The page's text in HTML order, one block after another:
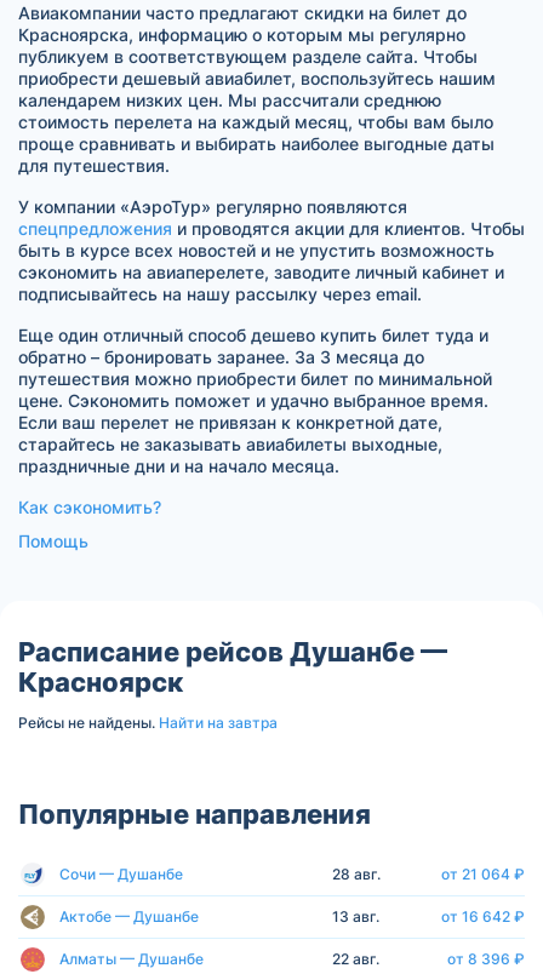
Авиакомпании часто предлагают скидки на билет до
Красноярска, информацию о которым мы регулярно
публикуем в соответствующем разделе сайта. Чтобы
приобрести дешевый авиабилет, воспользуйтесь нашим
календарем низких цен. Мы рассчитали среднюю
стоимость перелета на каждый месяц, чтобы вам было
проще сравнивать и выбирать наиболее выгодные даты
для путешествия.
У компании «АэроТур» регулярно появляются
спецпредложения и проводятся акции для клиентов. Чтобы
быть в курсе всех новостей и не упустить возможность
сэкономить на авиаперелете, заводите личный кабинет и
подписывайтесь на нашу рассылку через email.
Еще один отличный способ дешево купить билет туда и
обратно – бронировать заранее. За 3 месяца до
путешествия можно приобрести билет по минимальной
цене. Сэкономить поможет и удачно выбранное время.
Если ваш перелет не привязан к конкретной дате,
старайтесь не заказывать авиабилеты выходные,
праздничные дни и на начало месяца.
Как сэкономить?
Помощь
Расписание рейсов Душанбе —
Красноярск
Рейсы не найдены. Найти на завтра
Популярные направления
Сочи — Душанбе 28 авг. от 21 064 ₽
Актобе — Душанбе 13 авг. от 16 642 ₽
Алматы — Душанбе 22 авг. от 8 396 ₽